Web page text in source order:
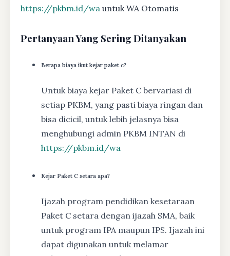
https://pkbm.id/wa untuk WA Otomatis
Pertanyaan Yang Sering Ditanyakan
Berapa biaya ikut kejar paket c?
Untuk biaya kejar Paket C bervariasi di
setiap PKBM, yang pasti biaya ringan dan
bisa dicicil, untuk lebih jelasnya bisa
menghubungi admin PKBM INTAN di
https://pkbm.id/wa
Kejar Paket C setara apa?
Ijazah program pendidikan kesetaraan
Paket C setara dengan ijazah SMA, baik
untuk program IPA maupun IPS. Ijazah ini
dapat digunakan untuk melamar